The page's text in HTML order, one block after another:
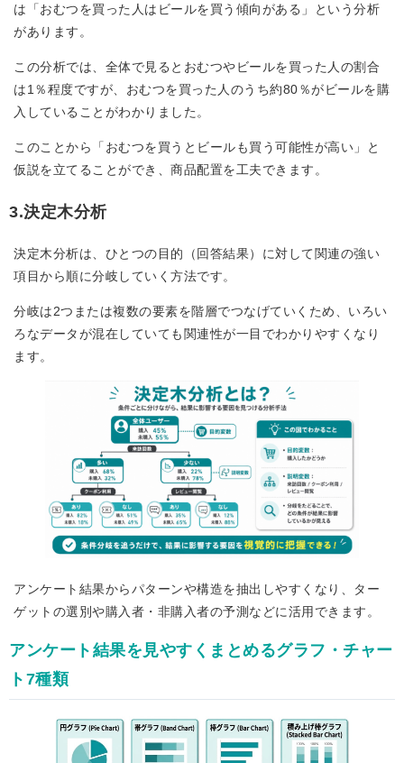
は「おむつを買った人はビールを買う傾向がある」という分析
があります。
この分析では、全体で見るとおむつやビールを買った人の割合
は1％程度ですが、おむつを買った人のうち約80％がビールを購
入していることがわかりました。
このことから「おむつを買うとビールも買う可能性が高い」と
仮説を立てることができ、商品配置を工夫できます。
3.決定木分析
決定木分析は、ひとつの目的（回答結果）に対して関連の強い
項目から順に分岐していく方法です。
分岐は2つまたは複数の要素を階層でつなげていくため、いろい
ろなデータが混在していても関連性が一目でわかりやすくなり
ます。
アンケート結果からパターンや構造を抽出しやすくなり、ター
ゲットの選別や購入者・非購入者の予測などに活用できます。
アンケート結果を見やすくまとめるグラフ・チャー
ト7種類